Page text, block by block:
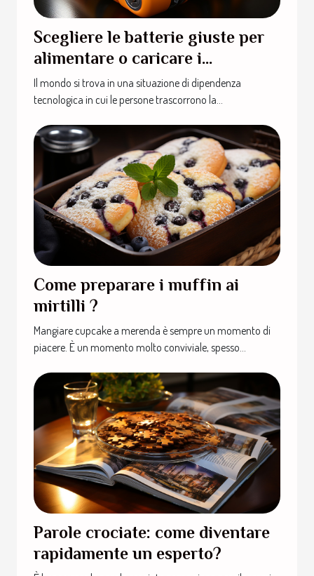
Scegliere le batterie giuste per
alimentare o caricare i
dispositivi elettrici
Il mondo si trova in una situazione di dipendenza
tecnologica in cui le persone trascorrono la...
Come preparare i muffin ai
mirtilli ?
Mangiare cupcake a merenda è sempre un momento di
piacere. È un momento molto conviviale, spesso...
Parole crociate: come diventare
rapidamente un esperto?